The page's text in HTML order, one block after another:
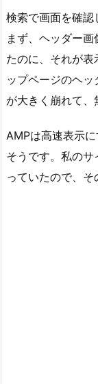
検索で画面を確認
まず、ヘッダー
たのに、それが表
ップページのヘ
が大きく崩れて
AMPは高速表示
そうです。私の
っていたので、そ